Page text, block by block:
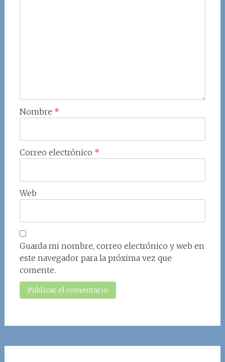
Nombre *
Correo electrónico *
Web
Guarda mi nombre, correo electrónico y web en
este navegador para la próxima vez que
comente.